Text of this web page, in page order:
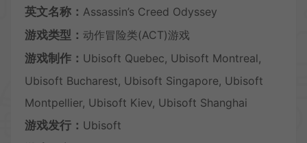
英文名称： Assassin’s Creed Odyssey
游戏类型： 动作冒险类(ACT)游戏
游戏制作： Ubisoft Quebec, Ubisoft Montreal,
Ubisoft Bucharest, Ubisoft Singapore, Ubisoft
Montpellier, Ubisoft Kiev, Ubisoft Shanghai
游戏发行： Ubisoft